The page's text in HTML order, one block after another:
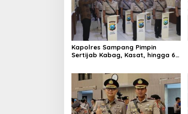
Kapolres Sampang Pimpin
Sertijab Kabag, Kasat, hingga 6